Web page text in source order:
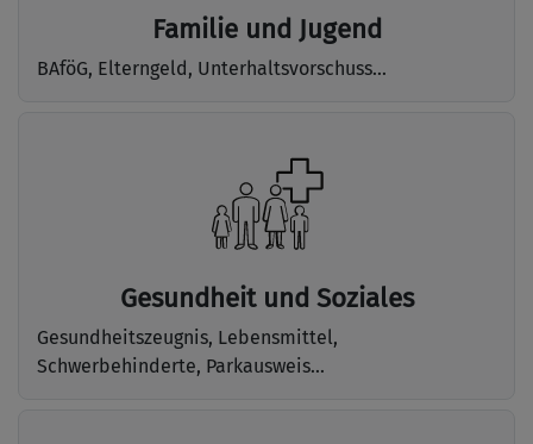
Familie und Jugend
BAföG, Elterngeld, Unterhaltsvorschuss...
Gesundheit und Soziales
Gesundheitszeugnis, Lebensmittel,
Schwerbehinderte, Parkausweis...